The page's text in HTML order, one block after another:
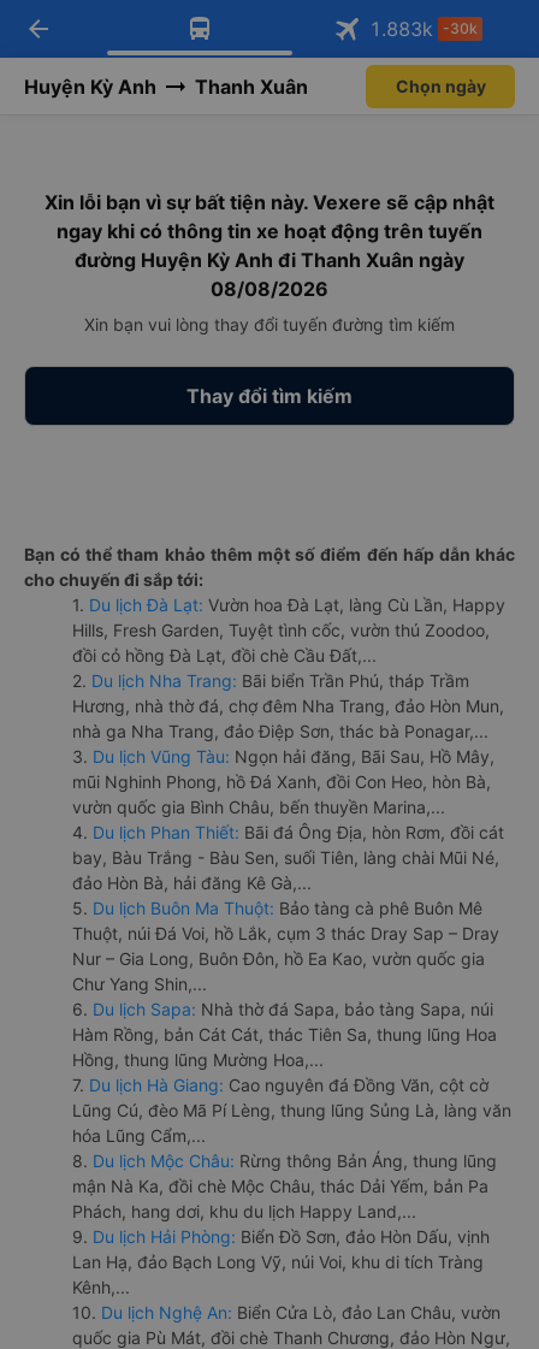
Tải app Vexere ngay!
Nhận ưu đãi thành viên độc
Mở app
Tải app Vexere
-30k/ghế khi đặt vé máy bay qua
Mở app
arrow_back 1.883k -30k
Huyện Kỳ Anh Thanh Xuân Chọn ngày
Xin lỗi bạn vì sự bất tiện này. Vexere sẽ cập nhật
ngay khi có thông tin xe hoạt động trên tuyến
đường Huyện Kỳ Anh đi Thanh Xuân ngày
08/08/2026
Xin bạn vui lòng thay đổi tuyến đường tìm kiếm
Thay đổi tìm kiếm
Bạn có thể tham khảo thêm một số điểm đến hấp dẫn khác
cho chuyến đi sắp tới:
1. Du lịch Đà Lạt: Vườn hoa Đà Lạt, làng Cù Lần, Happy
Hills, Fresh Garden, Tuyệt tình cốc, vườn thú Zoodoo,
đồi cỏ hồng Đà Lạt, đồi chè Cầu Đất,...
2. Du lịch Nha Trang: Bãi biển Trần Phú, tháp Trầm
Hương, nhà thờ đá, chợ đêm Nha Trang, đảo Hòn Mun,
nhà ga Nha Trang, đảo Điệp Sơn, thác bà Ponagar,...
3. Du lịch Vũng Tàu: Ngọn hải đăng, Bãi Sau, Hồ Mây,
mũi Nghinh Phong, hồ Đá Xanh, đồi Con Heo, hòn Bà,
vườn quốc gia Bình Châu, bến thuyền Marina,...
4. Du lịch Phan Thiết: Bãi đá Ông Địa, hòn Rơm, đồi cát
bay, Bàu Trắng - Bàu Sen, suối Tiên, làng chài Mũi Né,
đảo Hòn Bà, hải đăng Kê Gà,...
5. Du lịch Buôn Ma Thuột: Bảo tàng cà phê Buôn Mê
Thuột, núi Đá Voi, hồ Lắk, cụm 3 thác Dray Sap – Dray
Nur – Gia Long, Buôn Đôn, hồ Ea Kao, vườn quốc gia
Chư Yang Shin,...
6. Du lịch Sapa: Nhà thờ đá Sapa, bảo tàng Sapa, núi
Hàm Rồng, bản Cát Cát, thác Tiên Sa, thung lũng Hoa
Hồng, thung lũng Mường Hoa,...
7. Du lịch Hà Giang: Cao nguyên đá Đồng Văn, cột cờ
Lũng Cú, đèo Mã Pí Lèng, thung lũng Sủng Là, làng văn
hóa Lũng Cẩm,...
8. Du lịch Mộc Châu: Rừng thông Bản Áng, thung lũng
mận Nà Ka, đồi chè Mộc Châu, thác Dải Yếm, bản Pa
Phách, hang dơi, khu du lịch Happy Land,...
9. Du lịch Hải Phòng: Biển Đồ Sơn, đảo Hòn Dấu, vịnh
Lan Hạ, đảo Bạch Long Vỹ, núi Voi, khu di tích Tràng
Kênh,...
10. Du lịch Nghệ An: Biển Cửa Lò, đảo Lan Châu, vườn
quốc gia Pù Mát, đồi chè Thanh Chương, đảo Hòn Ngư,